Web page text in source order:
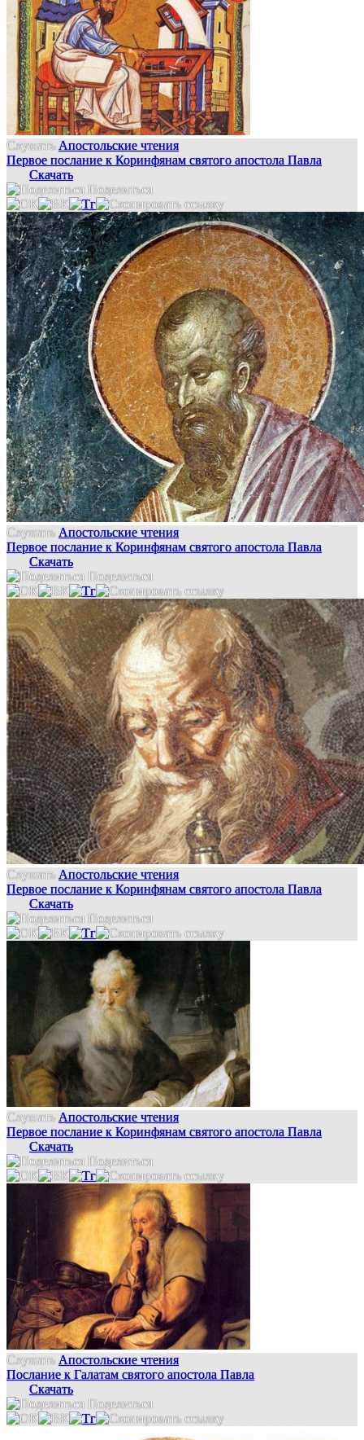
Слушать Апостольские чтения
Первое послание к Коринфянам святого апостола Павла
Скачать
Поделиться
Слушать Апостольские чтения
Первое послание к Коринфянам святого апостола Павла
Скачать
Поделиться
Слушать Апостольские чтения
Первое послание к Коринфянам святого апостола Павла
Скачать
Поделиться
Слушать Апостольские чтения
Первое послание к Коринфянам святого апостола Павла
Скачать
Поделиться
Слушать Апостольские чтения
Послание к Галатам святого апостола Павла
Скачать
Поделиться